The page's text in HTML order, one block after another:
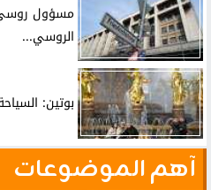
مسؤول روسي:
الروسي...
بوتين:
آهم الموضوعات